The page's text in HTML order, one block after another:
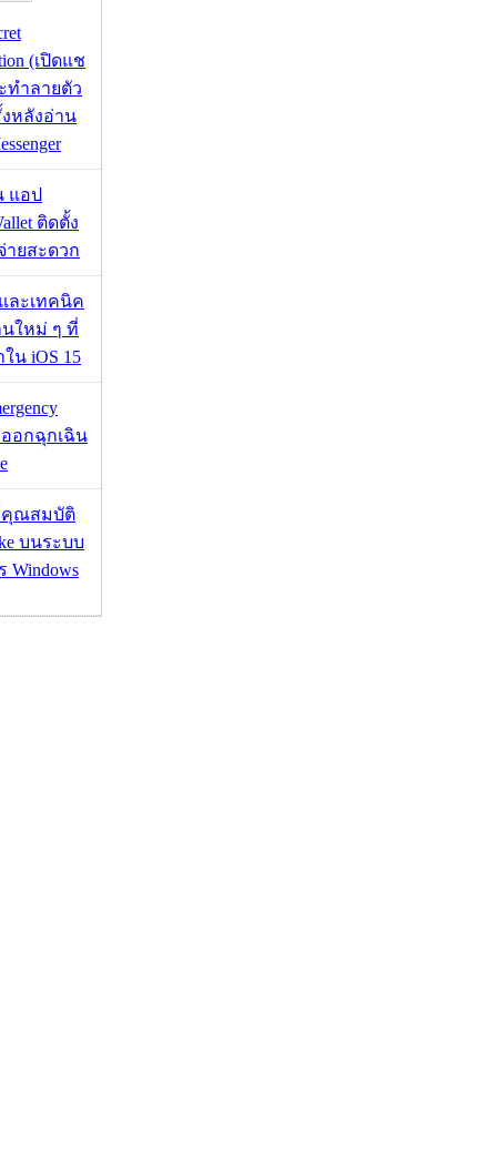
(เปิดแช
ทำลายตัว
หลังอ่าน
แอป
ติดตั้ง
ายสะดวก
ละเทคนิค
ใหม่ ๆ ที่
น iOS 15
ออกฉุกเฉิน
คุณสมบัติ
บนระบบ
Windows